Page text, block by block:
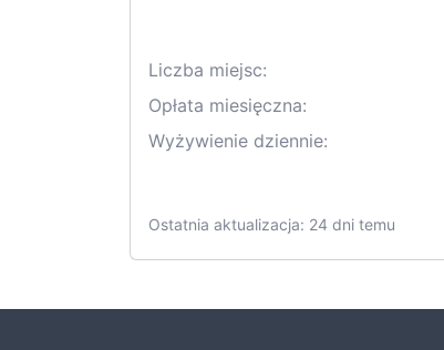
Liczba miejsc:
Opłata miesięczna:
Wyżywienie dziennie:
Ostatnia aktualizacja: 24 dni temu